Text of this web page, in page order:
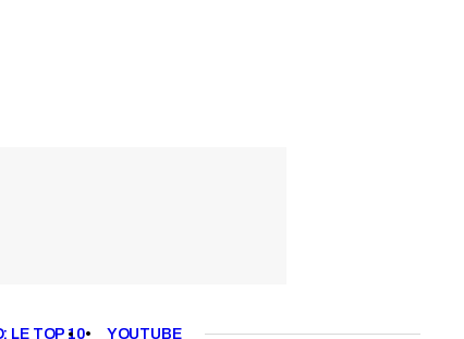
LE TOP 10 YOUTUBE